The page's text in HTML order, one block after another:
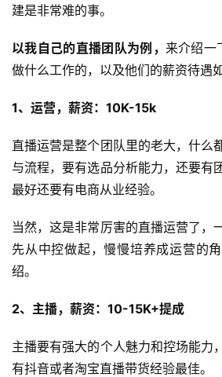
建是非常难的事。
以我自己的直播团队为例， 来介绍一
做什么工作的，以及他们的薪资待遇如
1、运营，薪资：10K-15k
直播运营是整个团队里的老大，什么
与流程，要有选品分析能力，还要有
最好还要有电商从业经验。
当然，这是非常厉害的直播运营了，
先从中控做起，慢慢培养成运营的
绍。
2、主播，薪资：10-15K+提成
主播要有强大的个人魅力和控场能力
有抖音或者淘宝直播带货经验最佳。